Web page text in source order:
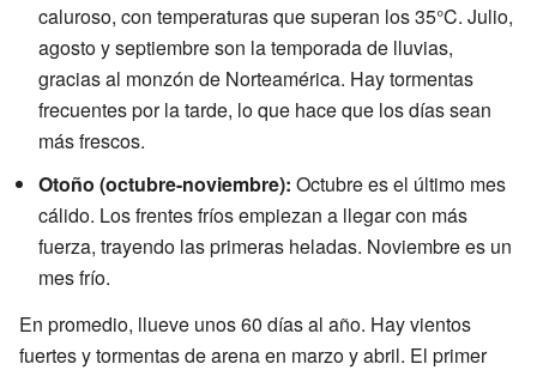
caluroso, con temperaturas que superan los 35°C. Julio,
agosto y septiembre son la temporada de lluvias,
gracias al monzón de Norteamérica. Hay tormentas
frecuentes por la tarde, lo que hace que los días sean
más frescos.
Otoño (octubre-noviembre): Octubre es el último mes
cálido. Los frentes fríos empiezan a llegar con más
fuerza, trayendo las primeras heladas. Noviembre es un
mes frío.
En promedio, llueve unos 60 días al año. Hay vientos
fuertes y tormentas de arena en marzo y abril. El primer